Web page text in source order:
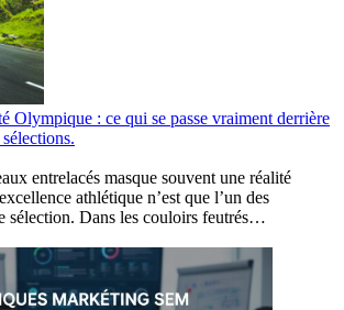
Olympique : ce qui se passe vraiment derrière
entrelacés masque souvent une réalité
athlétique n’est que l’un des
sélection. Dans les couloirs feutrés…